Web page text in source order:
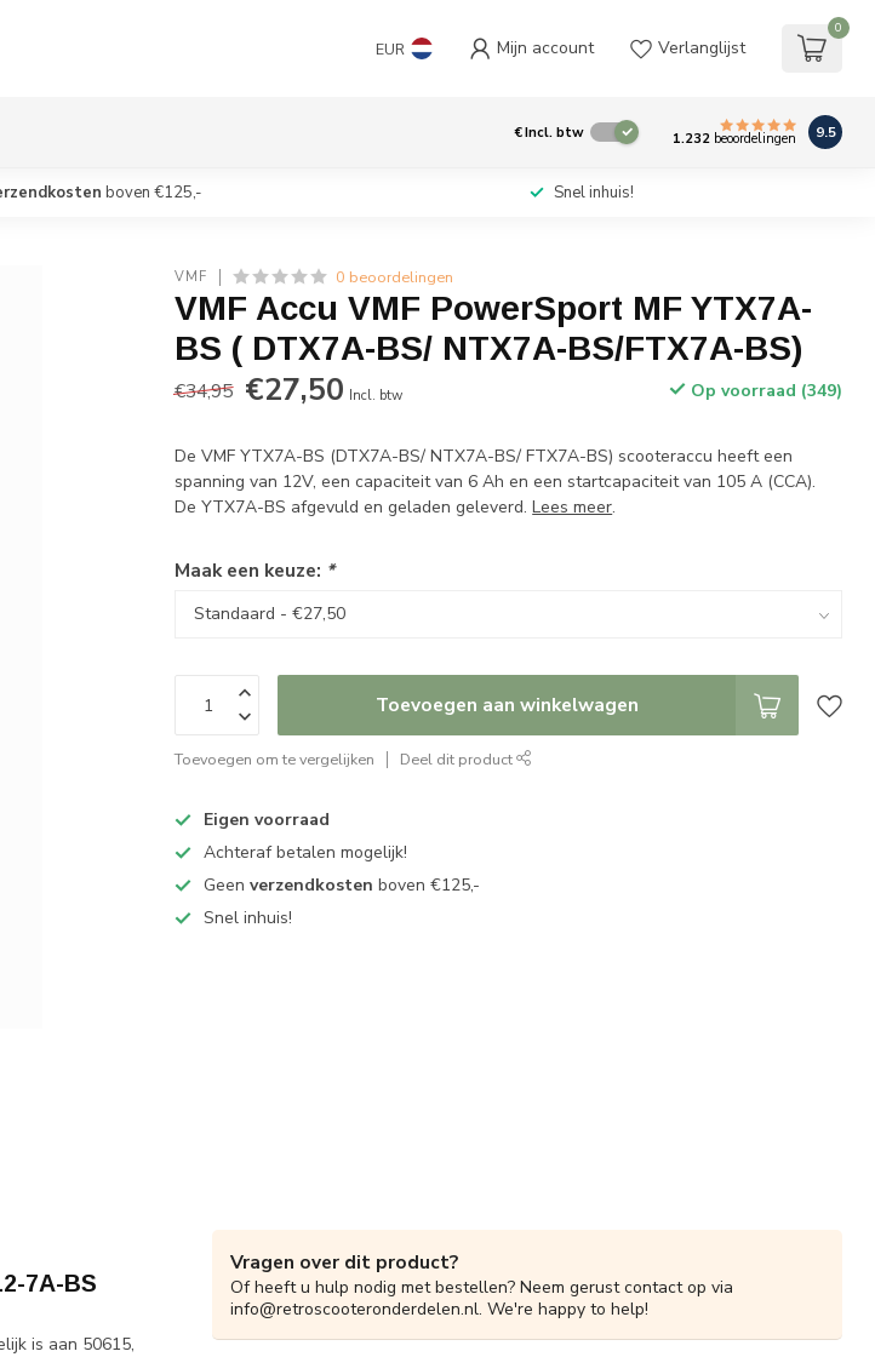
EUR Mijn account Verlanglijst
0
€Incl. btw 1.232 beoordelingen 9.5
boven €125,- Snel inhuis!
VMF 0 beoordelingen
VMF Accu VMF PowerSport MF YTX7A-
BS ( DTX7A-BS/ NTX7A-BS/FTX7A-BS)
€34,95 €27,50 Incl. btw Op voorraad (349)
De VMF YTX7A-BS (DTX7A-BS/ NTX7A-BS/ FTX7A-BS) scooteraccu heeft een
spanning van 12V, een capaciteit van 6 Ah en een startcapaciteit van 105 A (CCA).
De YTX7A-BS afgevuld en geladen geleverd.Lees meer.
Maak een keuze: *
Toevoegen aan winkelwagen
Toevoegen om te vergelijken Deel dit product
Eigen voorraad
Achteraf betalen mogelijk!
Geenverzendkosten boven €125,-
Snel inhuis!
7A-BS
is aan 50615,
Vragen over dit product?
Of heeft u hulp nodig met bestellen? Neem gerust contact op via
info@retroscooteronderdelen.nl. We're happy to help!